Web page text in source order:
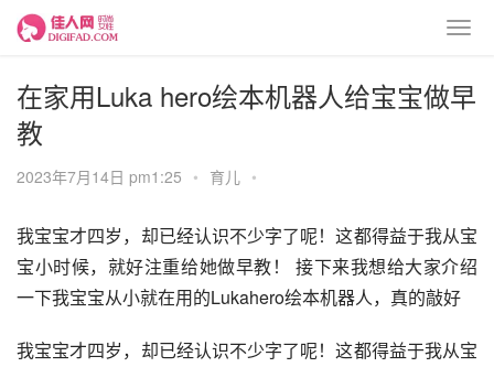
在家用Luka hero绘本机器人给宝宝做早
教
2023年7月14日 pm1:25 • 育儿 •
我宝宝才四岁，却已经认识不少字了呢！这都得益于我从宝
宝小时候，就好注重给她做早教！ 接下来我想给大家介绍
一下我宝宝从小就在用的Lukahero绘本机器人，真的敲好
我宝宝才四岁，却已经认识不少字了呢！这都得益于我从宝